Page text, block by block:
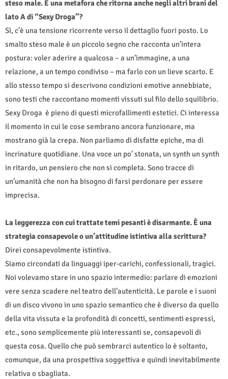
steso male. È una metafora che ritorna anche negli altri brani del
lato A di “Sexy Droga”?
Sì, c’è una tensione ricorrente verso il dettaglio fuori posto. Lo
smalto steso male è un piccolo segno che racconta un’intera
postura: voler aderire a qualcosa – a un’immagine, a una
relazione, a un tempo condiviso – ma farlo con un lieve scarto. E
allo stesso tempo si descrivono condizioni emotive annebbiate,
sono testi che raccontano momenti vissuti sul filo dello squilibrio.
Sexy Droga è pieno di questi microfallimenti estetici. Ci interessa
il momento in cui le cose sembrano ancora funzionare, ma
mostrano già la crepa. Non parliamo di disfatte epiche, ma di
incrinature quotidiane. Una voce un po’ stonata, un synth un synth
in ritardo, un pensiero che non si completa. Sono tracce di
un’umanità che non ha bisogno di farsi perdonare per essere
imprecisa.
La leggerezza con cui trattate temi pesanti è disarmante. È una
strategia consapevole o un’attitudine istintiva alla scrittura?
Direi consapevolmente istintiva.
Siamo circondati da linguaggi iper-carichi, confessionali, tragici.
Noi volevamo stare in uno spazio intermedio: parlare di emozioni
vere senza scadere nel teatro dell’autenticità. Le parole e i suoni
di un disco vivono in uno spazio semantico che è diverso da quello
della vita vissuta e la profondità di concetti, sentimenti espressi,
etc., sono semplicemente più interessanti se, consapevoli di
questa cosa. Quello che può sembrarci autentico lo è soltanto,
comunque, da una prospettiva soggettiva e quindi inevitabilmente
relativa o sbagliata.